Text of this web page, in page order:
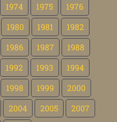
1974 1975
1976
1980 1981
1982
1986 1987
1988
1992 1993
1994
1998 1999
2000
2004 2005
2007